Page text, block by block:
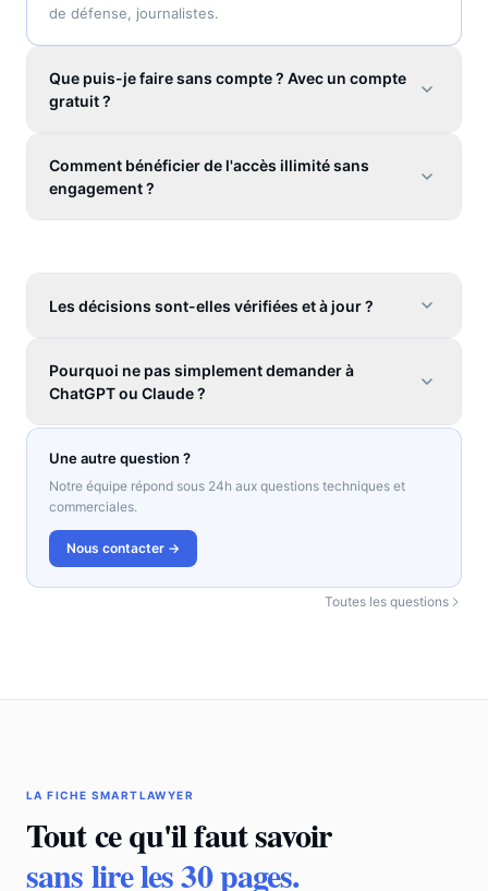
de défense, journalistes.
Que puis-je faire sans compte ? Avec un compte
gratuit ?
Comment bénéficier de l'accès illimité sans
engagement ?
Les décisions sont-elles vérifiées et à jour ?
Pourquoi ne pas simplement demander à
ChatGPT ou Claude ?
Une autre question ?
Notre équipe répond sous 24h aux questions techniques et
commerciales.
Nous contacter →
Toutes les questions
LA FICHE SMARTLAWYER
Tout ce qu'il faut savoir
sans lire les 30 pages.